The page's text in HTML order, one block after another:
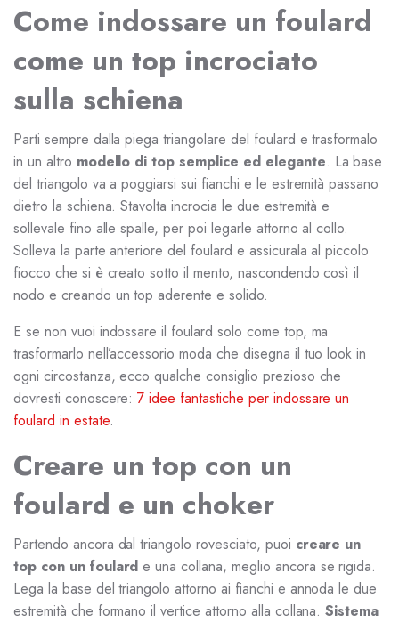
Come indossare un foulard
come un top incrociato
sulla schiena
Parti sempre dalla piega triangolare del foulard e trasformalo
in un altro modello di top semplice ed elegante. La base
del triangolo va a poggiarsi sui fianchi e le estremità passano
dietro la schiena. Stavolta incrocia le due estremità e
sollevale fino alle spalle, per poi legarle attorno al collo.
Solleva la parte anteriore del foulard e assicurala al piccolo
fiocco che si è creato sotto il mento, nascondendo così il
nodo e creando un top aderente e solido.
E se non vuoi indossare il foulard solo come top, ma
trasformarlo nell’accessorio moda che disegna il tuo look in
ogni circostanza, ecco qualche consiglio prezioso che
dovresti conoscere:7 idee fantastiche per indossare un
foulard in estate.
Creare un top con un
foulard e un choker
Partendo ancora dal triangolo rovesciato, puoi creare un
top con un foularde una collana, meglio ancora se rigida.
Lega la base del triangolo attorno ai fianchi e annoda le due
estremità che formano il vertice attorno alla collana.Sistema